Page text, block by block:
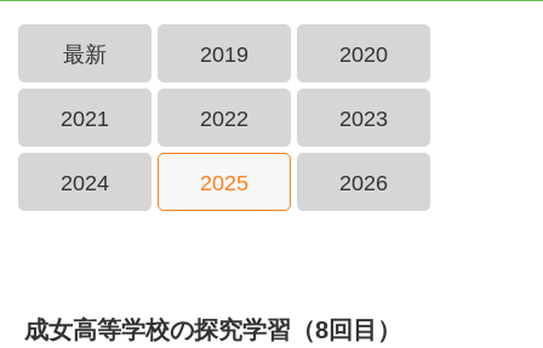
最新 2019 2020
2021 2022 2023
2024 2025 2026
成女高等学校の探究学習（8回目）